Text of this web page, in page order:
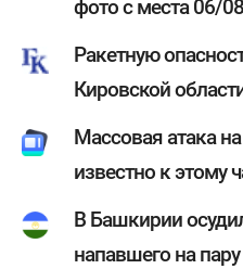
фото с места 06/
Ракетную
Кировской
Массовая атака
известно к этому
В Башкирии
напавшего на